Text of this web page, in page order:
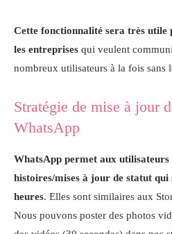
Cette fonctionnalité sera très utile
les entreprises qui veulent
nombreux utilisateurs à la fois sans
Stratégie de mise à jour
WhatsApp
WhatsApp permet aux utilisateurs
histoires/mises à jour de statut qui
heures. Elles sont similaires aux
Nous pouvons poster des photos